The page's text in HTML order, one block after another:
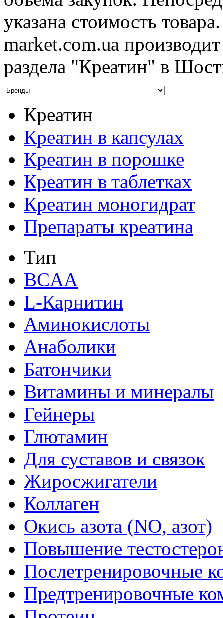
указана стоимость
market.com.ua
раздела "Креатин" в
Креатин
Креатин в капсулах
Креатин в порошке
Креатин в таблетках
Креатин моногидрат
Препараты креатина
Тип
BCAA
L-Карнитин
Аминокислоты
Анаболики
Батончики
Витамины и минералы
Гейнеры
Глютамин
Для суставов и связок
Жиросжигатели
Коллаген
Окись азота (NO, азот)
Повышение
Послетренировочные
Предтренировочные